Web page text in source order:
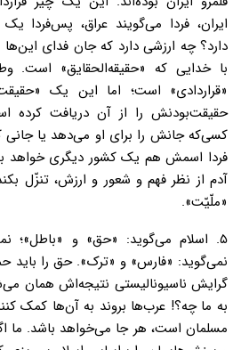
ایران، فردا می‌گویند عراق، پس‌فردا
دارد؟ چه ارزشی دارد که جان فدای این‌ها
با خدایی که «حقیقه‌الحقایق» است.
«قراردادی» است؛ اما این یک
حقیقت‌بودنش را از آن دریافت
کسی‌که جانش را برای او می‌دهد یا جانی
فردا اسمش هم یک کشور دیگری خواهد
آدم از نظر فهم و شعور و ارزش، تنزّل
«ملّیّت».
۵. اسلام می‌گوید: «حق» و «باطل»؛
نمی‌گوید: «فارس» و «ترک». حق را باید
گرایش ناسیونالیستی نتیجه‌اش همان
به ما چه؟! عرب‌ها بروند به آن‌ها کمک
مسلمان است، هر جا می‌خواهد باشد. ما